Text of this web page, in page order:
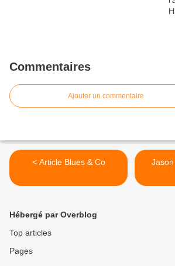
Commentaires
Ajouter un commentaire
< Article Blues & Co
Hébergé par Overblog
Top articles
Pages